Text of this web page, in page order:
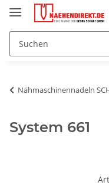
Nähmaschinennadeln
System 661